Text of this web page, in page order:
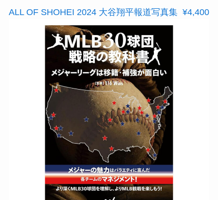
ALL OF SHOHEI 2024 大谷翔平報道写真集 ¥4,400